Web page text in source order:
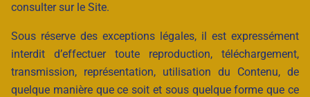
consulter sur le Site.
Sous réserve des exceptions légales, il est expressément
interdit d’effectuer toute reproduction, téléchargement,
transmission, représentation, utilisation du Contenu, de
quelque manière que ce soit et sous quelque forme que ce